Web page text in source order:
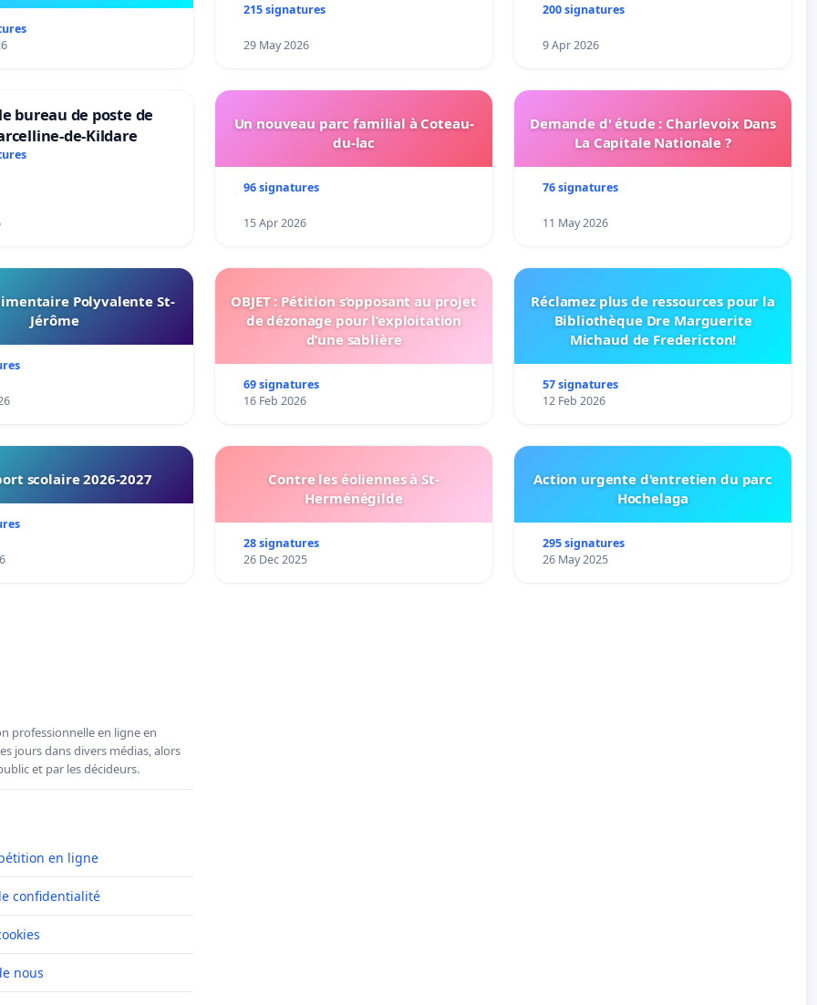
215 signatures
29 May 2026
200 signatures
9 Apr 2026
bureau de poste de
de-Kildare
Un nouveau parc familial à Coteau-
du-lac
96 signatures
15 Apr 2026
Demande d' étude : Charlevoix Dans
La Capitale Nationale ?
76 signatures
11 May 2026
Polyvalente St-
Jérôme
OBJET : Pétition s’opposant au projet
de dézonage pour l’exploitation
d’une sablière
69 signatures
16 Feb 2026
Réclamez plus de ressources pour la
Bibliothèque Dre Marguerite
Michaud de Fredericton!
57 signatures
12 Feb 2026
scolaire 2026-2027
Contre les éoliennes à St-
Herménégilde
28 signatures
26 Dec 2025
Action urgente d'entretien du parc
Hochelaga
295 signatures
26 May 2025
professionnelle en ligne en
jours dans divers médias, alors
et par les décideurs.
en ligne
confidentialité
nous